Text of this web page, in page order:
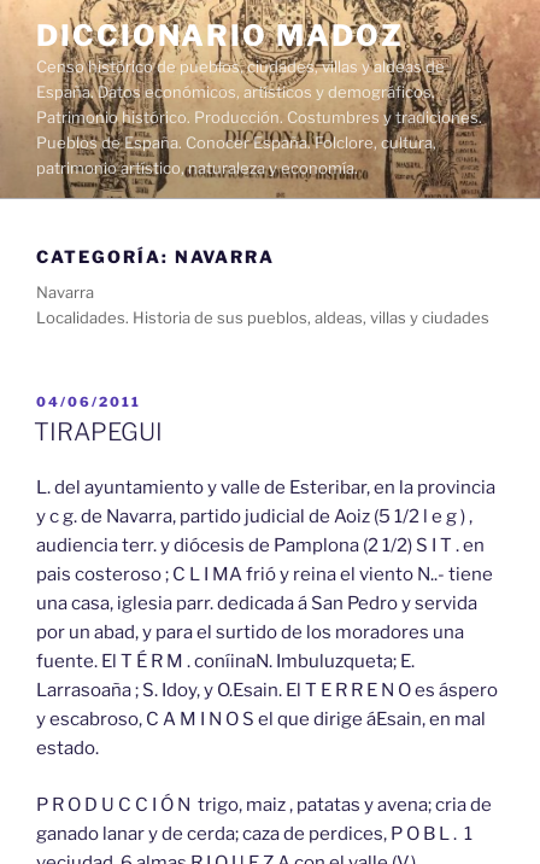
contenido
DICCIONARIO MADOZ
Censo histórico de pueblos, ciudades, villas y aldeas de
España. Datos económicos, artísticos y demográficos.
Patrimonio histórico. Producción. Costumbres y tradiciones.
Pueblos de España. Conocer España. Folclore, cultura,
patrimonio artístico, naturaleza y economía.
CATEGORÍA: NAVARRA
Navarra
Localidades. Historia de sus pueblos, aldeas, villas y ciudades
PUBLICADO
EL
04/06/2011
TIRAPEGUI
L. del ayuntamiento y valle de Esteribar, en la provincia
y c g. de Navarra, partido judicial de Aoiz (5 1/2 l e g ) ,
audiencia terr. y diócesis de Pamplona (2 1/2) S I T . en
pais costeroso ; C L I MA frió y reina el viento N..- tiene
una casa, iglesia parr. dedicada á San Pedro y servida
por un abad, y para el surtido de los moradores una
fuente. El T É R M . coníinaN. Imbuluzqueta; E.
Larrasoaña ; S. Idoy, y O.Esain. El T E R R E N O es áspero
y escabroso, C A M I N O S el que dirige áEsain, en mal
estado.
P R O D U C C I Ó N trigo, maiz , patatas y avena; cria de
ganado lanar y de cerda; caza de perdices, P O B L . 1